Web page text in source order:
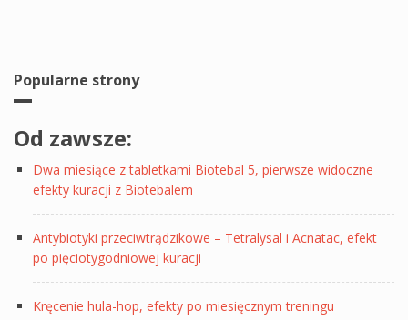
Popularne strony
Od zawsze:
Dwa miesiące z tabletkami Biotebal 5, pierwsze widoczne
efekty kuracji z Biotebalem
Antybiotyki przeciwtrądzikowe – Tetralysal i Acnatac, efekt
po pięciotygodniowej kuracji
Kręcenie hula-hop, efekty po miesięcznym treningu